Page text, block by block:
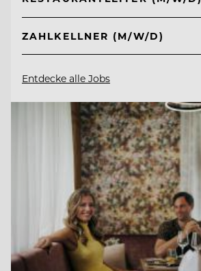
ZAHLKELLNER (M/W/D)
Entdecke alle Jobs